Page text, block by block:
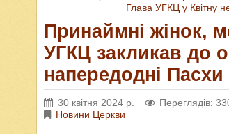
Глава УГКЦ у Квітну
Принаймні жінок,
УГКЦ закликав до
напередодні Пасхи
30 квітня 2024 р. Переглядів:
Новини Церкви